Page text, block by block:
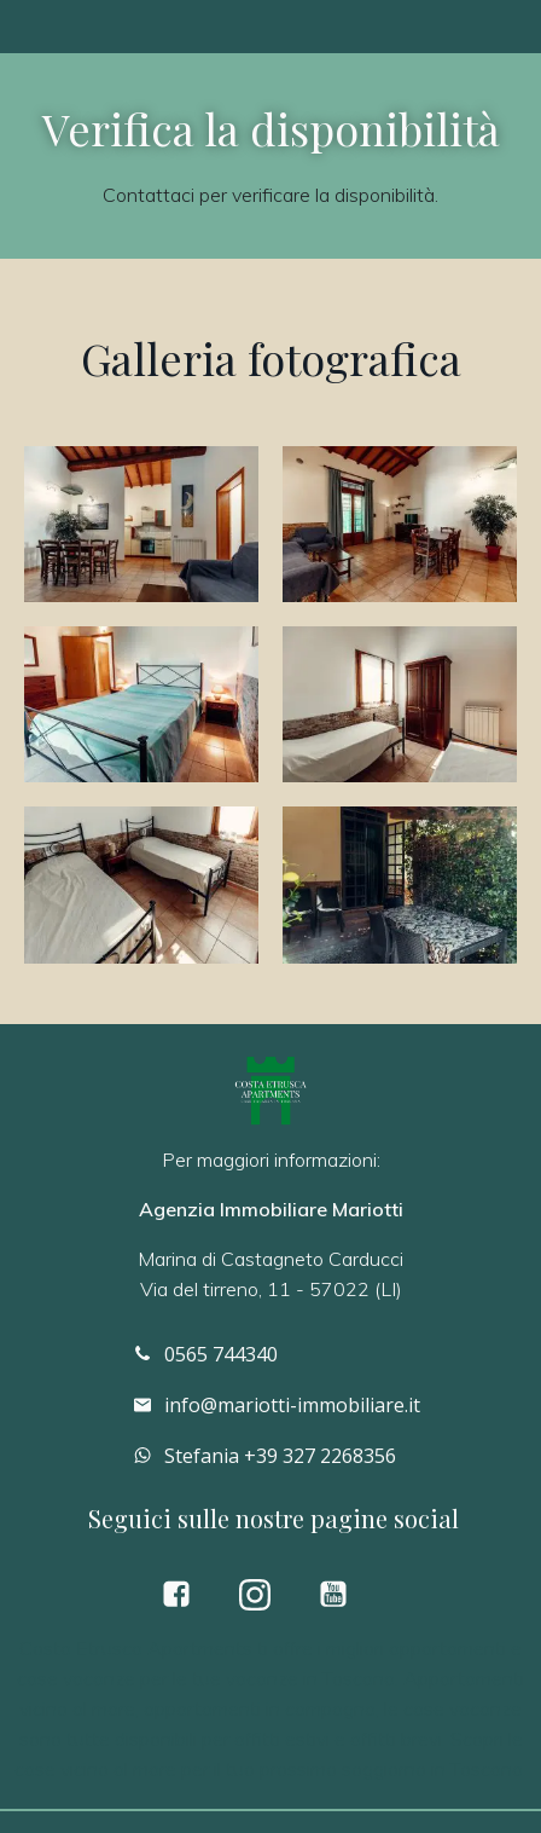
Verifica la disponibilità
Contattaci per verificare la disponibilità.
Galleria fotografica
Per maggiori informazioni:
Agenzia Immobiliare Mariotti
Marina di Castagneto Carducci
Via del tirreno, 11 - 57022 (LI)
0565 744340
info@mariotti-immobiliare.it
Stefania +39 327 2268356
Seguici sulle nostre pagine social